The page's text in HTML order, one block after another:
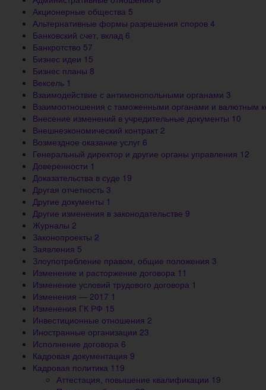
Акционерные общества 5
Альтернативные формы разрешения споров 4
Банковский счет, вклад 6
Банкротство 57
Бизнес идеи 15
Бизнес планы 8
Вексель 1
Взаимодействие с антимонопольными органами 3
Взаимоотношения с таможенными органами и валютным
Внесение изменений в учредительные документы 10
Внешнеэкономический контракт 2
Возмездное оказание услуг 6
Генеральный директор и другие органы управления 12
Доверенности 1
Доказательства в суде 19
Другая отчетность 3
Другие документы 1
Другие изменения в законодательстве 9
Журналы 2
Законопроекты 2
Заявления 5
Злоупотребление правом, общие положения 3
Изменение и расторжение договора 11
Изменение условий трудового договора 1
Изменения — 2017 1
Изменения ГК РФ 15
Инвестиционные отношения 2
Иностранные организации 23
Исполнение договора 6
Кадровая документация 9
Кадровая политика 119
Аттестация, повышение квалификации 19